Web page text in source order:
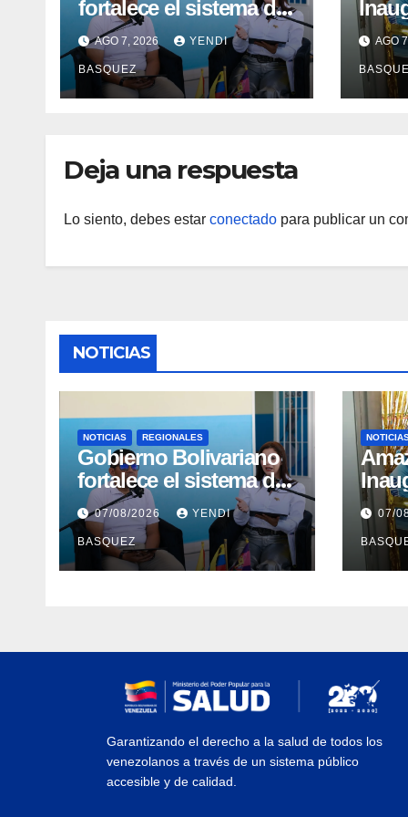
fortalece el sistema de
salud en Aragua con la
reinauguración del CDI
La Mora
AGO 7, 2026 YENDI
BASQUEZ
II AGO
Deja una respuesta
Lo siento, debes estar conectado para publicar un
NOTICIAS
NOTICIAS REGIONALES
Gobierno Bolivariano
fortalece el sistema de
salud en Aragua con la
reinauguración del CDI
La Mora
07/08/2026 YENDI
BASQUEZ
II 07/
Garantizando el derecho a la salud de todos los
venezolanos a través de un sistema público
accesible y de calidad.